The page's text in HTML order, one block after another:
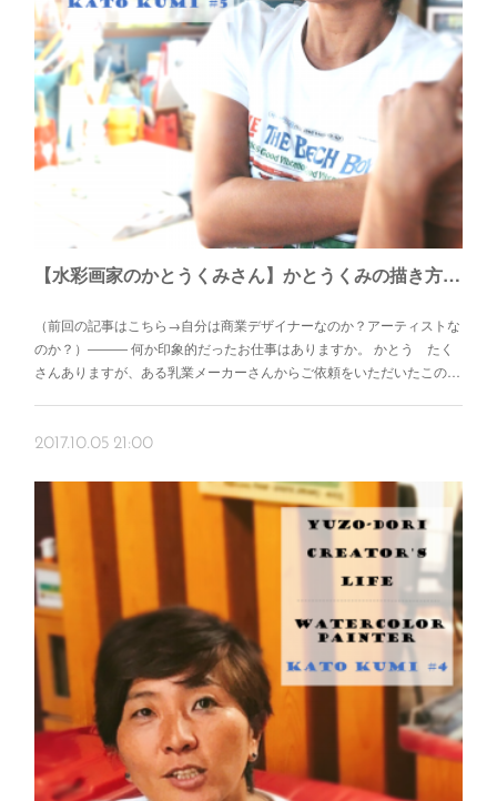
【水彩画家のかとうくみさん】かとうくみの描き方、生き方
（前回の記事はこちら→自分は商業デザイナーなのか？アーティストな
のか？）――― 何か印象的だったお仕事はありますか。 かとう たく
さんありますが、ある乳業メーカーさんからご依頼をいただいたこの…
2017.10.05 21:00